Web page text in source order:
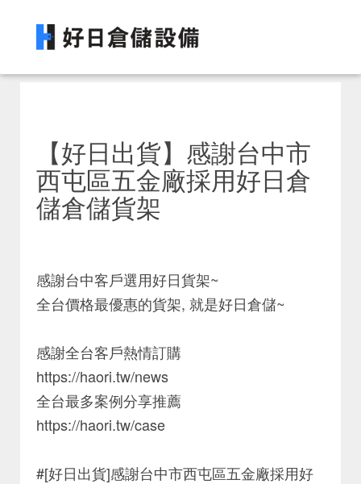
【好日出貨】感謝台中市
西屯區五金廠採用好日倉
儲倉儲貨架
感謝台中客戶選用好日貨架~
全台價格最優惠的貨架, 就是好日倉儲~
感謝全台客戶熱情訂購
https://haori.tw/news
全台最多案例分享推薦
https://haori.tw/case
#[好日出貨]感謝台中市西屯區五金廠採用好